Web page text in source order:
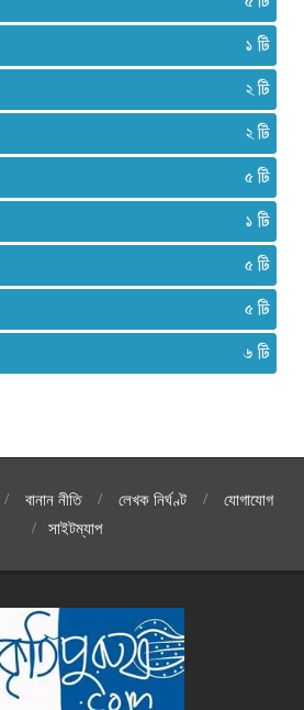
১
২
২
৫
১
৫
৫
৬
বানান নীতি লেখক নির্ঘণ্ট
যোগাযোগ
সাইটম্যাপ